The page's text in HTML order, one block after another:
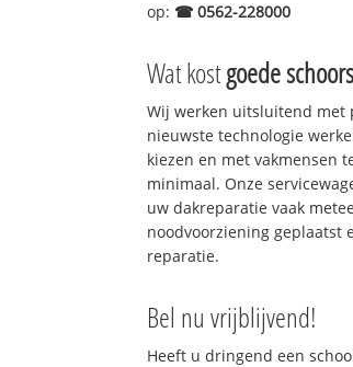
op: ☎ 0562-228000
Wat kostgoede
Wij werken uitsluitend met
nieuwste technologie
kiezen en met vakmensen
minimaal. Onze
uw dakreparatie vaak
noodvoorziening geplaatst
reparatie.
Bel nu vrijblijvend!
Heeft u dringend een